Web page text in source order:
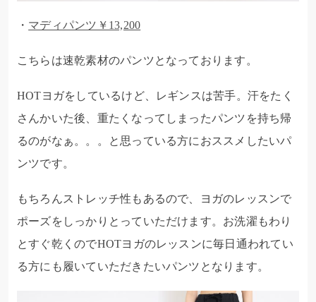
・ マディパンツ￥13,200
こちらは速乾素材のパンツとなっております。
HOTヨガをしているけど、レギンスは苦手。汗をたく
さんかいた後、重たくなってしまったパンツを持ち帰
るのがなぁ。。。と思っている方におススメしたいパ
ンツです。
もちろんストレッチ性もあるので、ヨガのレッスンで
ポーズをしっかりとっていただけます。お洗濯もわり
とすぐ乾くのでHOTヨガのレッスンに毎日通われてい
る方にも履いていただきたいパンツとなります。